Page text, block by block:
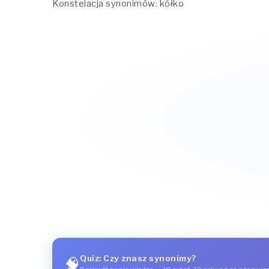
Konstelacja synonimów: kółko
🧠 Quiz: Czy znasz synonimy?